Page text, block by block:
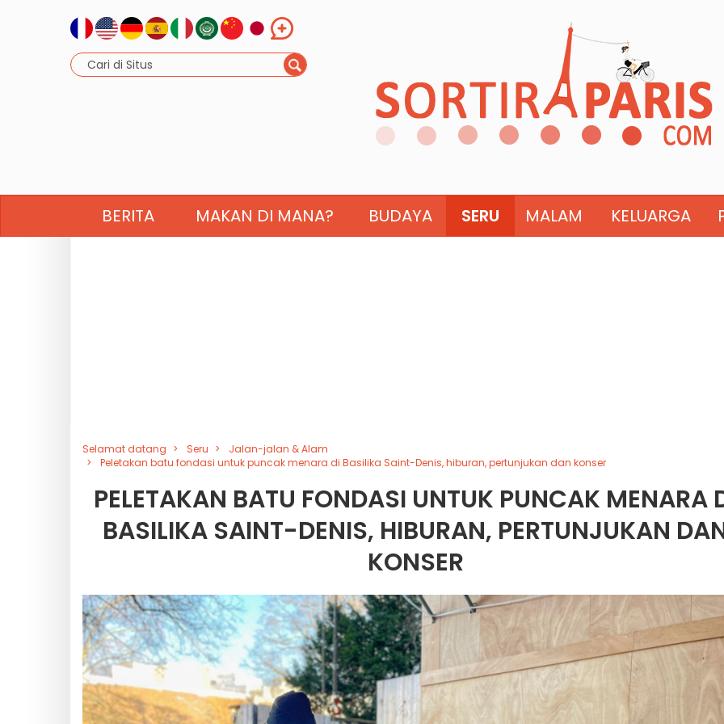
BERITA MAKAN DI MANA? BUDAYA SERU MALAM KELUARGA
Selamat datang Seru
Jalan-jalan & Alam
Peletakan batu fondasi untuk puncak menara di Basilika Saint-Denis, hiburan, pertunjukan dan konser
PELETAKAN BATU FONDASI UNTUK PUNCAK MENARA
BASILIKA SAINT-DENIS, HIBURAN, PERTUNJUKAN
KONSER